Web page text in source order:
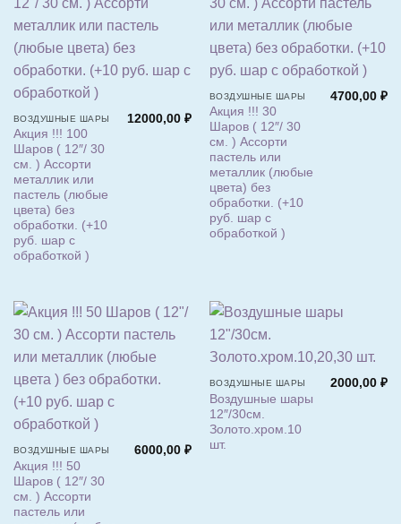
ВОЗДУШНЫЕ ШАРЫ
Акция !!! 100
Шаров ( 12″/ 30
см. ) Ассорти
металлик или
пастель (любые
цвета) без
обработки. (+10
руб. шар с
обработкой )
12000,00₽
ВОЗДУШНЫЕ ШАРЫ
Акция !!! 30
Шаров ( 12″/ 30
см. ) Ассорти
пастель или
металлик (любые
цвета) без
обработки. (+10
руб. шар с
обработкой )
4700,00₽
ВОЗДУШНЫЕ ШАРЫ
Акция !!! 50
Шаров ( 12″/ 30
см. ) Ассорти
пастель или
6000,00₽
ВОЗДУШНЫЕ ШАРЫ
Воздушные шары
12″/30см.
Золото.хром.10
шт.
2000,00₽